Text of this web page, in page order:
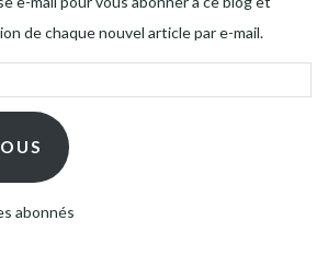
de chaque nouvel article par e-mail.
abonnés